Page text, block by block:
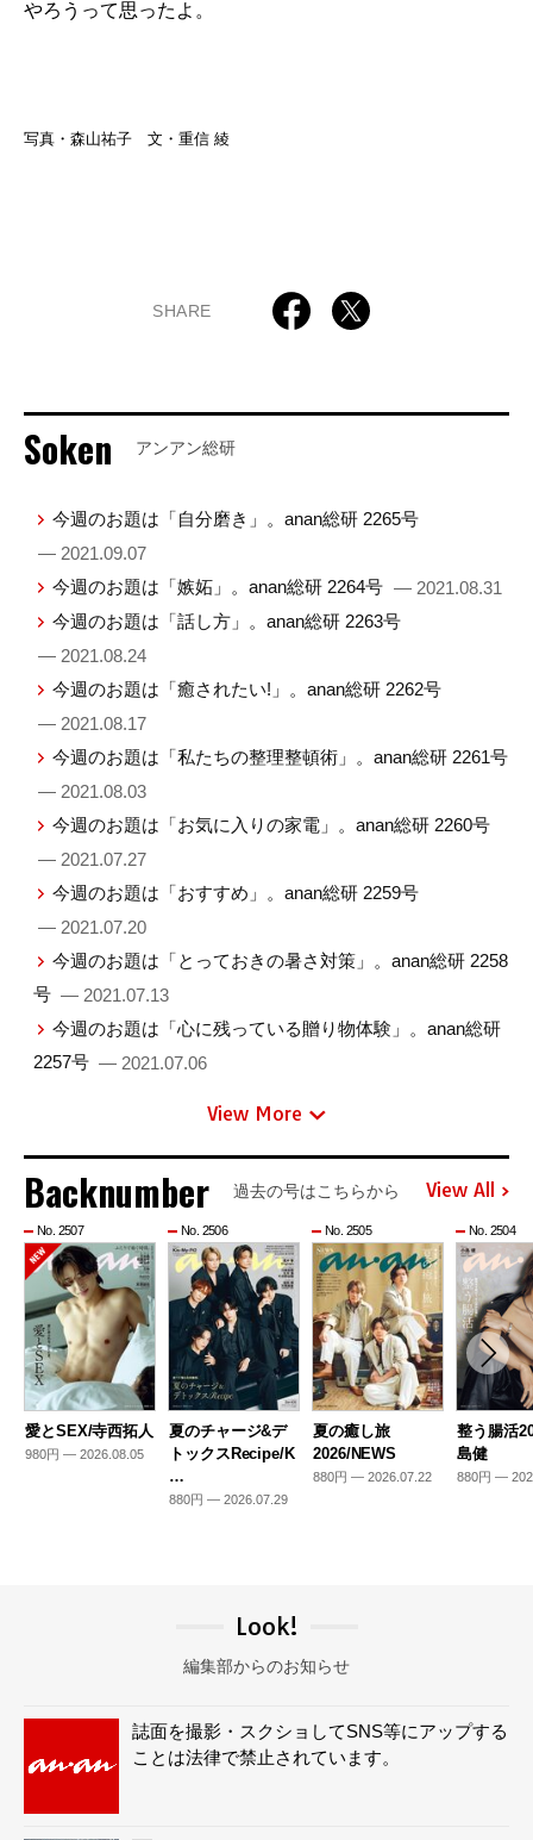
やろうって思ったよ。
写真・森山祐子 文・重信 綾
SHARE
Soken アンアン総研
今週のお題は「自分磨き」。anan総研 2265号
— 2021.09.07
今週のお題は「嫉妬」。anan総研 2264号 — 2021.08.31
今週のお題は「話し方」。anan総研 2263号
— 2021.08.24
今週のお題は「癒されたい!」。anan総研 2262号
— 2021.08.17
今週のお題は「私たちの整理整頓術」。anan総研 2261号
— 2021.08.03
今週のお題は「お気に入りの家電」。anan総研 2260号
— 2021.07.27
今週のお題は「おすすめ」。anan総研 2259号
— 2021.07.20
今週のお題は「とっておきの暑さ対策」。anan総研 2258
号 — 2021.07.13
今週のお題は「心に残っている贈り物体験」。anan総研
2257号 — 2021.07.06
View More
Backnumber 過去の号はこちらから View All
No. 2507
愛とSEX/寺西拓人
980円 — 2026.08.05
No. 2506
夏のチャージ&デ
トックスRecipe/K
…
880円 — 2026.07.29
No. 2505
夏の癒し旅
2026/NEWS
880円 — 2026.07.22
No. 2504
整う腸活
島健
880円 —
Look!
編集部からのお知らせ
誌面を撮影・スクショしてSNS等にアップする
ことは法律で禁止されています。